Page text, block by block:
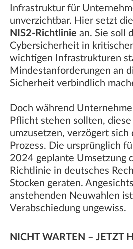
Infrastruktur für
unverzichtbar. Hier setzt
NIS2-Richtlinie an. Sie soll
Cybersicherheit in
wichtigen Infrastrukturen
Mindestanforderungen an
Sicherheit verbindlich
Doch während
Pflicht stehen sollten, diese
umzusetzen, verzögert sich
Prozess. Die ursprünglich
2024 geplante Umsetzung
Richtlinie in deutsches
Stocken geraten.
anstehenden Neuwahlen
Verabschiedung ungewiss.
NICHT WARTEN – JETZT